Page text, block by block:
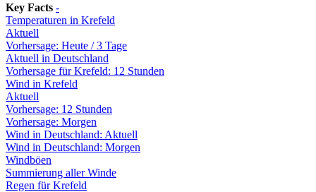
Key Facts -
Temperaturen in Krefeld
Aktuell
Vorhersage: Heute / 3 Tage
Aktuell in Deutschland
Vorhersage für Krefeld: 12 Stunden
Wind in Krefeld
Aktuell
Vorhersage: 12 Stunden
Vorhersage: Morgen
Wind in Deutschland: Aktuell
Wind in Deutschland: Morgen
Windböen
Summierung aller Winde
Regen für Krefeld